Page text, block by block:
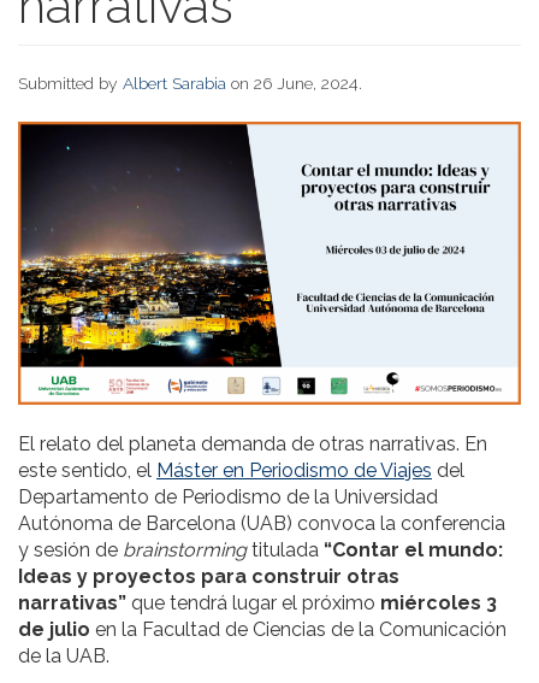
Submitted by Albert Sarabia on 26 June, 2024.
El relato del planeta demanda de otras narrativas. En
este sentido, el Máster en Periodismo de Viajes del
Departamento de Periodismo de la Universidad
Autónoma de Barcelona (UAB) convoca la conferencia
y sesión de brainstormingtitulada “Contar el mundo:
Ideas y proyectos para construir otras
narrativas” que tendrá lugar el próximo miércoles 3
de julio en la Facultad de Ciencias de la Comunicación
de la UAB.